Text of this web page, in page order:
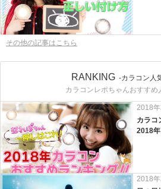
その他の記事はこちら
RANKING -カラコン人
カラコンレポちゃんおすすめ
2018
カラコ
2018
2018